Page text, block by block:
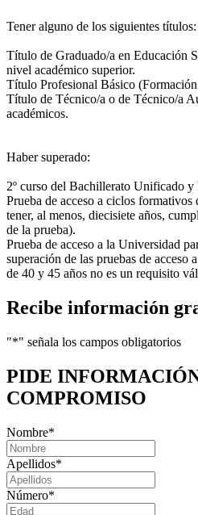
Tener alguno de los siguientes títulos:
Título de Graduado/a en Educación
nivel académico superior.
Título Profesional Básico
Título de Técnico/a o de Técnico/a
académicos.
Haber superado:
2º curso del Bachillerato Unificado
Prueba de acceso a ciclos formativos
tener, al menos, diecisiete años,
de la prueba).
Prueba de acceso a la Universidad
superación de las pruebas de acceso
de 40 y 45 años no es un requisito
Recibe información
"*" señala los campos obligatorios
PIDE
COMPROMISO
Nombre*
Apellidos*
Número*